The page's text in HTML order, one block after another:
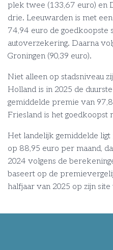
plek twee (133,67 euro) en
drie. Leeuwarden is met
74,94 euro de goedkoopste
autoverzekering. Daarna
Groningen (90,39 euro).
Niet alleen op stadsniveau
Holland is in 2025 de
gemiddelde premie van
Friesland is het goedkoopst
Het landelijk gemiddelde
op 88,95 euro per maand,
2024 volgens de
baseert op de
halfjaar van 2025 op zijn